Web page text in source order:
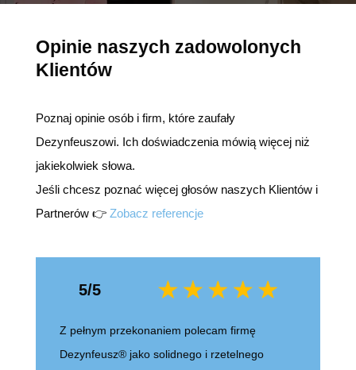
Opinie naszych zadowolonych
Klientów
Poznaj opinie osób i firm, które zaufały
Dezynfeuszowi. Ich doświadczenia mówią więcej niż
jakiekolwiek słowa.
Jeśli chcesz poznać więcej głosów naszych Klientów i
Partnerów 👉 Zobacz referencje
5/5
Z pełnym przekonaniem polecam firmę
Dezynfeusz® jako solidnego i rzetelnego